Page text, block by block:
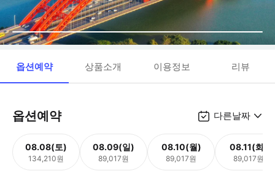
옵션예약 상품소개 이용정보 리뷰
옵션예약 다른날짜
08.08(토)
134,210원
08.09(일)
89,017원
08.10(월)
89,017원
08.11(화)
89,017원